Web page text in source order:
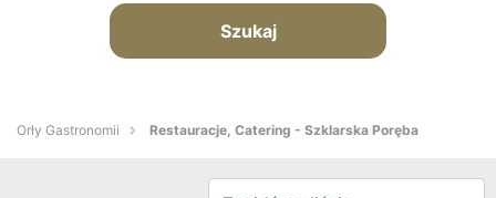
Szukaj
Orły Gastronomii Restauracje, Catering - Szklarska Poręba